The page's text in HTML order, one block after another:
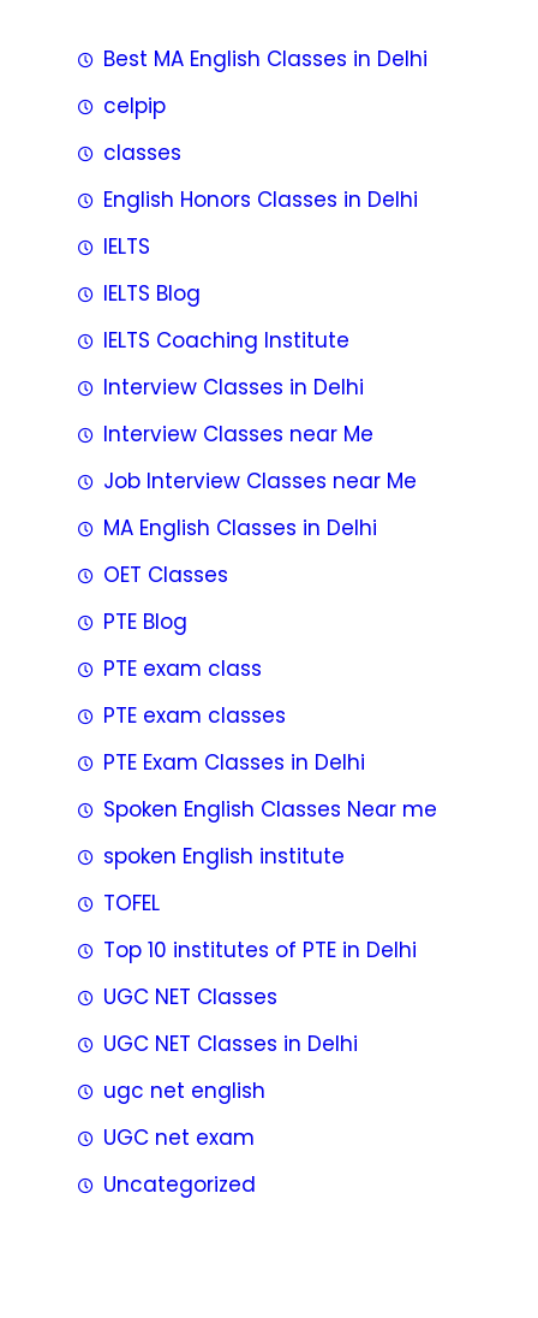
Best MA English Classes in Delhi
celpip
classes
English Honors Classes in Delhi
IELTS
IELTS Blog
IELTS Coaching Institute
Interview Classes in Delhi
Interview Classes near Me
Job Interview Classes near Me
MA English Classes in Delhi
OET Classes
PTE Blog
PTE exam class
PTE exam classes
PTE Exam Classes in Delhi
Spoken English Classes Near me
spoken English institute
TOFEL
Top 10 institutes of PTE in Delhi
UGC NET Classes
UGC NET Classes in Delhi
ugc net english
UGC net exam
Uncategorized